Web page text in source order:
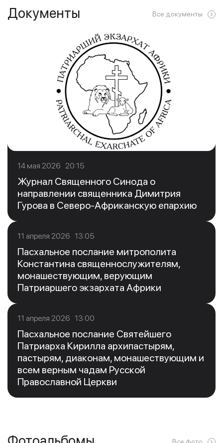
Документы Все документы
14 мая 2026 20:15
Журнал Священного Синода о
направлении священника Димитрия
Гурова в Северо-Африканскую епархию
11 апреля 2026 13:05
Пасхальное послание митрополита
Константина священнослужителям,
монашествующим, верующим
Патриаршего экзархата Африки
11 апреля 2026 13:00
Пасхальное послание Святейшего
Патриарха Кирилла архипастырям,
пастырям, диаконам, монашествующим и
всем верным чадам Русской
Православной Церкви